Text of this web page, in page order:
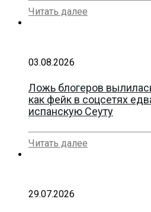
Читать далее
03.08.2026
Ложь блогеров
как фейк в соцсетях
испанскую Сеуту
Читать далее
29.07.2026